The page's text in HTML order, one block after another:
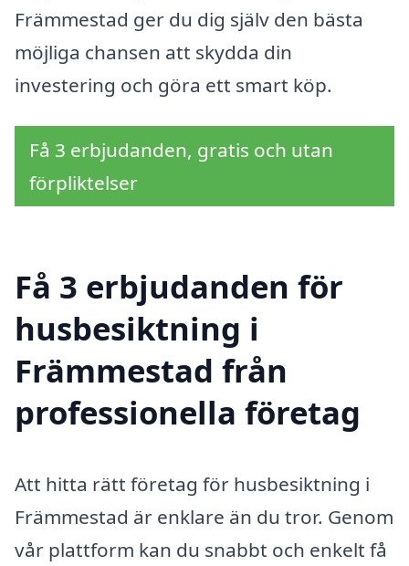
Främmestad ger du dig själv den bästa
möjliga chansen att skydda din
investering och göra ett smart köp.
Få 3 erbjudanden, gratis och utan
förpliktelser
Få 3 erbjudanden för
husbesiktning i
Främmestad från
professionella företag
Att hitta rätt företag för husbesiktning i
Främmestad är enklare än du tror. Genom
vår plattform kan du snabbt och enkelt få